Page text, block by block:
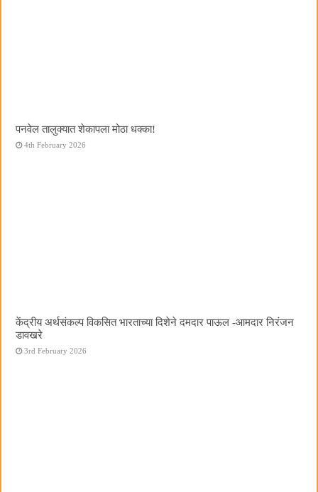
पनवेल तालुक्यात शेकापला मोठा धक्का!
4th February 2026
केंद्रीय अर्थसंकल्प विकसित भारताच्या दिशेने दमदार पाऊल -आमदार निरंजन
डावखरे
3rd February 2026